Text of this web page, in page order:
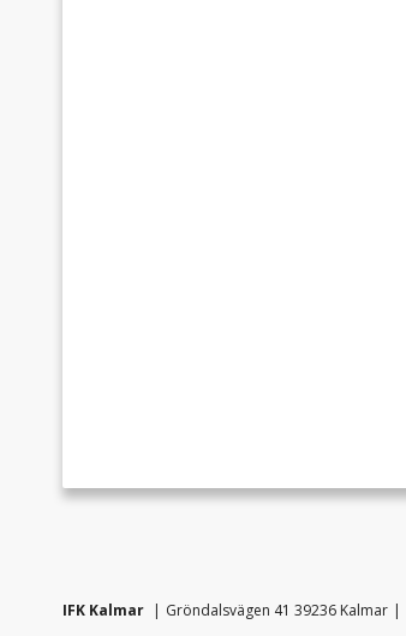
IFK Kalmar Gröndalsvägen 41 39236 Kalmar